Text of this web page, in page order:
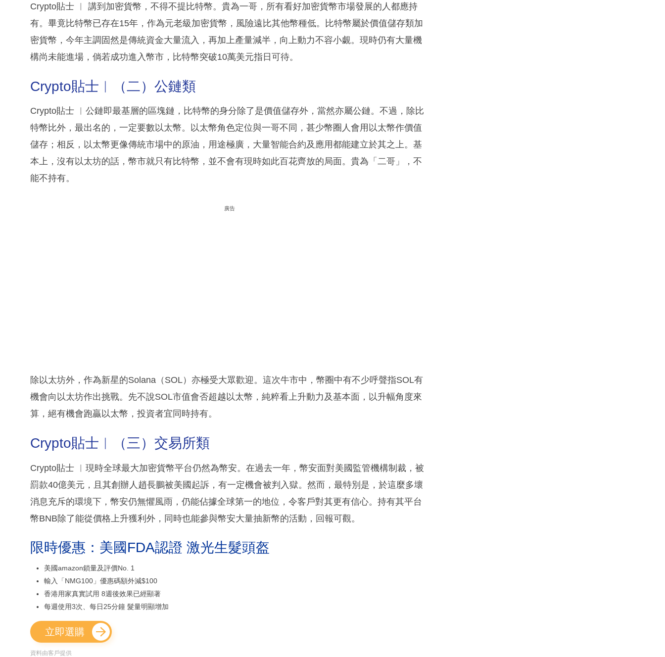
Crypto貼士 ︳ 講到加密貨幣，不得不提比特幣。貴為一哥，所有看好加密貨幣市場發展的人都應持
有。畢竟比特幣已存在15年，作為元老級加密貨幣，風險遠比其他幣種低。比特幣屬於價值儲存類加
密貨幣，今年主調固然是傳統資金大量流入，再加上產量減半，向上動力不容小覷。現時仍有大量機
構尚未能進場，倘若成功進入幣市，比特幣突破10萬美元指日可待。
Crypto貼士︳（二）公鏈類
Crypto貼士 ︳公鏈即最基層的區塊鏈，比特幣的身分除了是價值儲存外，當然亦屬公鏈。不過，除比
特幣比外，最出名的，一定要數以太幣。以太幣角色定位與一哥不同，甚少幣圈人會用以太幣作價值
儲存；相反，以太幣更像傳統市場中的原油，用途極廣，大量智能合約及應用都能建立於其之上。基
本上，沒有以太坊的話，幣市就只有比特幣，並不會有現時如此百花齊放的局面。貴為「二哥」，不
能不持有。
廣告
除以太坊外，作為新星的Solana（SOL）亦極受大眾歡迎。這次牛市中，幣圈中有不少呼聲指SOL有
機會向以太坊作出挑戰。先不說SOL市值會否超越以太幣，純粹看上升動力及基本面，以升幅角度來
算，絕有機會跑贏以太幣，投資者宜同時持有。
Crypto貼士︳（三）交易所類
Crypto貼士 ︳現時全球最大加密貨幣平台仍然為幣安。在過去一年，幣安面對美國監管機構制裁，被
罰款40億美元，且其創辦人趙長鵬被美國起訴，有一定機會被判入獄。然而，最特別是，於這麼多壞
消息充斥的環境下，幣安仍無懼風雨，仍能佔據全球第一的地位，令客戶對其更有信心。持有其平台
幣BNB除了能從價格上升獲利外，同時也能參與幣安大量抽新幣的活動，回報可觀。
限時優惠：美國FDA認證 激光生髮頭盔
美國amazon鎖量及評價No. 1
輸入「NMG100」優惠碼額外減$100
香港用家真實試用 8週後效果已經顯著
每週使用3次、每日25分鐘 髮量明顯增加
立即選購
資料由客戶提供